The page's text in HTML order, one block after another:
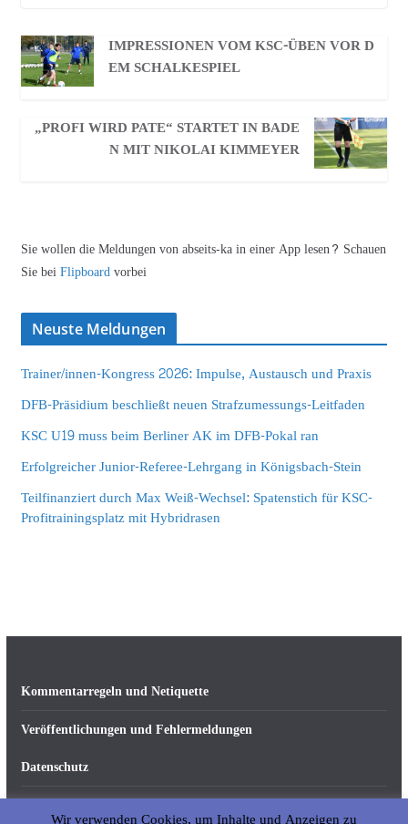
IMPRESSIONEN VOM KSC-ÜBEN VOR D
EM SCHALKESPIEL
„PROFI WIRD PATE“ STARTET IN BADE
N MIT NIKOLAI KIMMEYER
Sie wollen die Meldungen von abseits-ka in einer App lesen? Schauen
Sie beiFlipboardvorbei
Neuste Meldungen
Trainer/innen-Kongress 2026: Impulse, Austausch und Praxis
DFB-Präsidium beschließt neuen Strafzumessungs-Leitfaden
KSC U19 muss beim Berliner AK im DFB-Pokal ran
Erfolgreicher Junior-Referee-Lehrgang in Königsbach-Stein
Teilfinanziert durch Max Weiß-Wechsel: Spatenstich für KSC-
Profitrainingsplatz mit Hybridrasen
Kommentarregeln und Netiquette
Veröffentlichungen und Fehlermeldungen
Datenschutz
Impressum